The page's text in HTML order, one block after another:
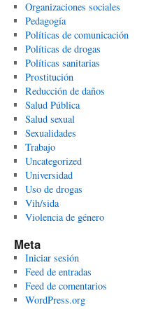
Organizaciones sociales
Pedagogía
Políticas de comunicación
Políticas de drogas
Políticas sanitarias
Prostitución
Reducción de daños
Salud Pública
Salud sexual
Sexualidades
Trabajo
Uncategorized
Universidad
Uso de drogas
Vih/sida
Violencia de género
Meta
Iniciar sesión
Feed de entradas
Feed de comentarios
WordPress.org